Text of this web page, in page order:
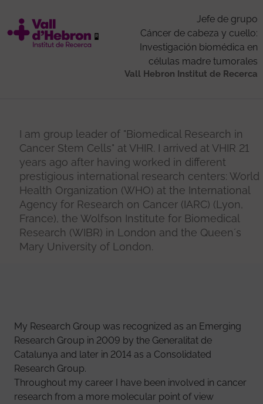
Jefe de grupo
Cáncer de cabeza y cuello:
Investigación biomédica en
células madre tumorales
Vall Hebron Institut de Recerca
I am group leader of "Biomedical Research in
Cancer Stem Cells" at VHIR. I arrived at VHIR 21
years ago after having worked in different
prestigious international research centers: World
Health Organization (WHO) at the International
Agency for Research on Cancer (IARC) (Lyon,
France), the Wolfson Institute for Biomedical
Research (WIBR) in London and the Queen´s
Mary University of London.
My Research Group was recognized as an Emerging
Research Group in 2009 by the Generalitat de
Catalunya and later in 2014 as a Consolidated
Research Group.
Throughout my career I have been involved in cancer
research from a more molecular point of view